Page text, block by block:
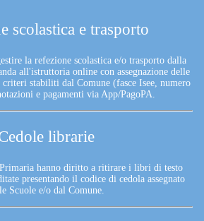
scolastica e trasporto
la refezione scolastica e/o trasporto dalla
all'istruttoria online con assegnazione delle
stabiliti dal Comune (fasce Isee, numero
e pagamenti via App/PagoPA.
librarie
hanno diritto a ritirare i libri di testo
presentando il codice di cedola assegnato
Scuole e/o dal Comune.